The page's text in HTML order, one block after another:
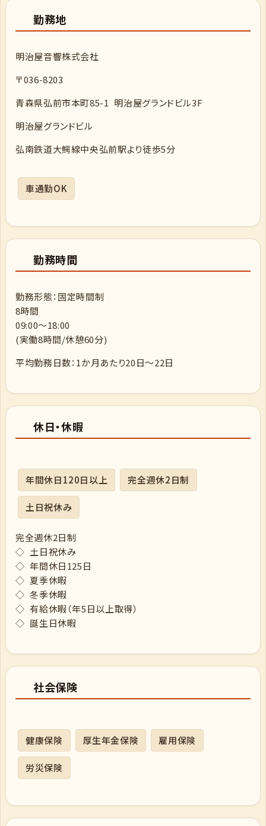
勤務地
明治屋音響株式会社
〒036-8203
青森県弘前市本町85-1 明治屋グランドビル3F
明治屋グランドビル
弘南鉄道大鰐線中央弘前駅より徒歩5分
車通勤OK
勤務時間
勤務形態：固定時間制
8時間
09:00～18:00
(実働8時間/休憩60分)
平均勤務日数：1か月あたり20日～22日
休日・休暇
年間休日120日以上 完全週休2日制
土日祝休み
完全週休2日制
◇ 土日祝休み
◇ 年間休日125日
◇ 夏季休暇
◇ 冬季休暇
◇ 有給休暇（年5日以上取得）
◇ 誕生日休暇
社会保険
健康保険 厚生年金保険 雇用保険
労災保険